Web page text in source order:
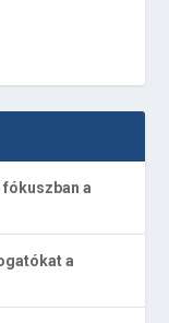
a
a